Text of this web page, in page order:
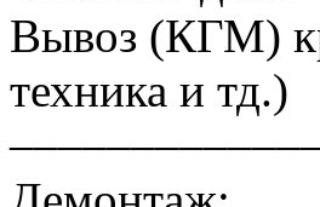
Вывоз (КГМ)
техника и тд.)